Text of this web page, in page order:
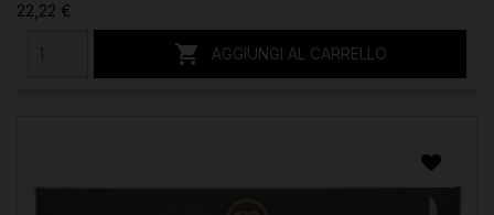
22,22 €
 AGGIUNGI AL CARRELLO